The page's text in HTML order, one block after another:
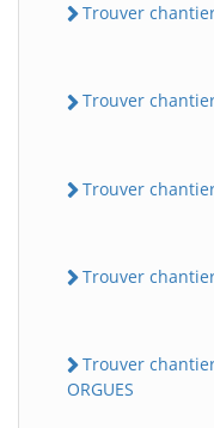
Trouver
Trouver
Trouver
Trouver
Trouver
ORGUES